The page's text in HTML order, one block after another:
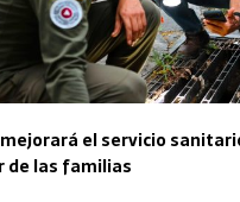
el servicio
de las familias